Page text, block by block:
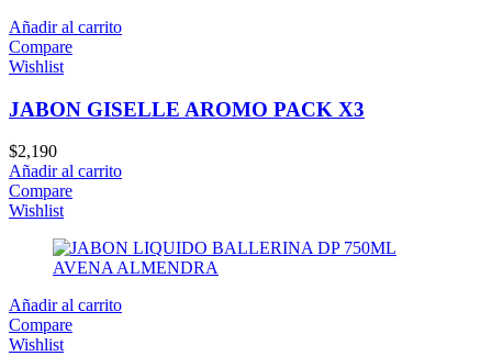
Añadir al carrito
Compare
Wishlist
JABON GISELLE AROMO PACK X3
$2,190
Añadir al carrito
Compare
Wishlist
Añadir al carrito
Compare
Wishlist